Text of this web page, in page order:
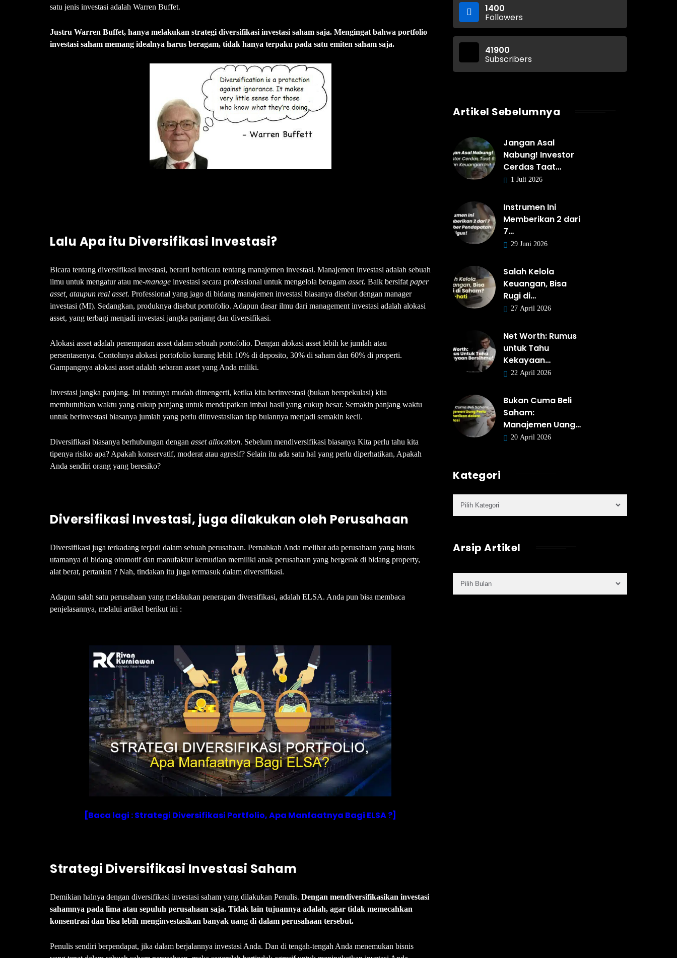
satu jenis investasi adalah Warren Buffet.
Justru Warren Buffet, hanya melakukan strategi diversifikasi investasi saham saja. Mengingat bahwa portfolio
investasi saham memang idealnya harus beragam, tidak hanya terpaku pada satu emiten saham saja.
Lalu Apa itu Diversifikasi Investasi?
Bicara tentang diversifikasi investasi, berarti berbicara tentang manajemen investasi. Manajemen investasi adalah sebuah
ilmu untuk mengatur atau me-manage investasi secara professional untuk mengelola beragam asset. Baik bersifat paper
asset, ataupun real asset. Professional yang jago di bidang manajemen investasi biasanya disebut dengan manager
investasi (MI). Sedangkan, produknya disebut portofolio. Adapun dasar ilmu dari management investasi adalah alokasi
asset, yang terbagi menjadi investasi jangka panjang dan diversifikasi.
Alokasi asset adalah penempatan asset dalam sebuah portofolio. Dengan alokasi asset lebih ke jumlah atau
persentasenya. Contohnya alokasi portofolio kurang lebih 10% di deposito, 30% di saham dan 60% di properti.
Gampangnya alokasi asset adalah sebaran asset yang Anda miliki.
Investasi jangka panjang. Ini tentunya mudah dimengerti, ketika kita berinvestasi (bukan berspekulasi) kita
membutuhkan waktu yang cukup panjang untuk mendapatkan imbal hasil yang cukup besar. Semakin panjang waktu
untuk berinvestasi biasanya jumlah yang perlu diinvestasikan tiap bulannya menjadi semakin kecil.
Diversifikasi biasanya berhubungan dengan asset allocation. Sebelum mendiversifikasi biasanya Kita perlu tahu kita
tipenya risiko apa? Apakah konservatif, moderat atau agresif? Selain itu ada satu hal yang perlu diperhatikan, Apakah
Anda sendiri orang yang beresiko?
Diversifikasi Investasi, juga dilakukan oleh Perusahaan
Diversifikasi juga terkadang terjadi dalam sebuah perusahaan. Pernahkah Anda melihat ada perusahaan yang bisnis
utamanya di bidang otomotif dan manufaktur kemudian memiliki anak perusahaan yang bergerak di bidang property,
alat berat, pertanian ? Nah, tindakan itu juga termasuk dalam diversifikasi.
Adapun salah satu perusahaan yang melakukan penerapan diversifikasi, adalah ELSA. Anda pun bisa membaca
penjelasannya, melalui artikel berikut ini :
[Baca lagi : Strategi Diversifikasi Portfolio, Apa Manfaatnya Bagi ELSA ?]
Strategi Diversifikasi Investasi Saham
Demikian halnya dengan diversifikasi investasi saham yang dilakukan Penulis. Dengan mendiversifikasikan investasi
sahamnya pada lima atau sepuluh perusahaan saja. Tidak lain tujuannya adalah, agar tidak memecahkan
konsentrasi dan bisa lebih menginvestasikan banyak uang di dalam perusahaan tersebut.
Penulis sendiri berpendapat, jika dalam berjalannya investasi Anda. Dan di tengah-tengah Anda menemukan bisnis
1400
Followers
41900
Subscribers
Artikel Sebelumnya
Jangan Asal
Nabung! Investor
Cerdas Taat…
1 Juli 2026
Instrumen Ini
Memberikan 2 dari
7…
29 Juni 2026
Salah Kelola
Keuangan, Bisa
Rugi di…
27 April 2026
Net Worth: Rumus
untuk Tahu
Kekayaan…
22 April 2026
Bukan Cuma Beli
Saham:
Manajemen Uang…
20 April 2026
Kategori
Arsip Artikel